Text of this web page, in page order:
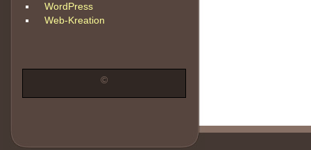
WordPress
Web-Kreation
©